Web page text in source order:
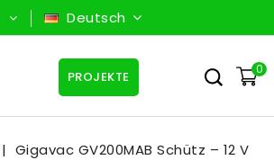
Deutsch
0
PROJEKTE
Gigavac GV200MAB Schütz – 12 V